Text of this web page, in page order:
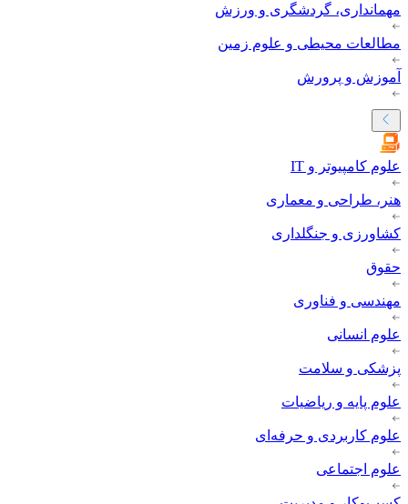
مهمانداری، گردشگری و ورزش
مطالعات محیطی و علوم زمین
آموزش و پرورش
علوم کامپیوتر و IT
هنر، طراحی و معماری
کشاورزی و جنگلداری
حقوق
مهندسی و فناوری
علوم انسانی
پزشکی و سلامت
علوم پایه و ریاضیات
علوم کاربردی و حرفه‌ای
علوم اجتماعی